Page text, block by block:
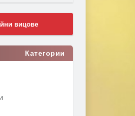
вицове
Категории